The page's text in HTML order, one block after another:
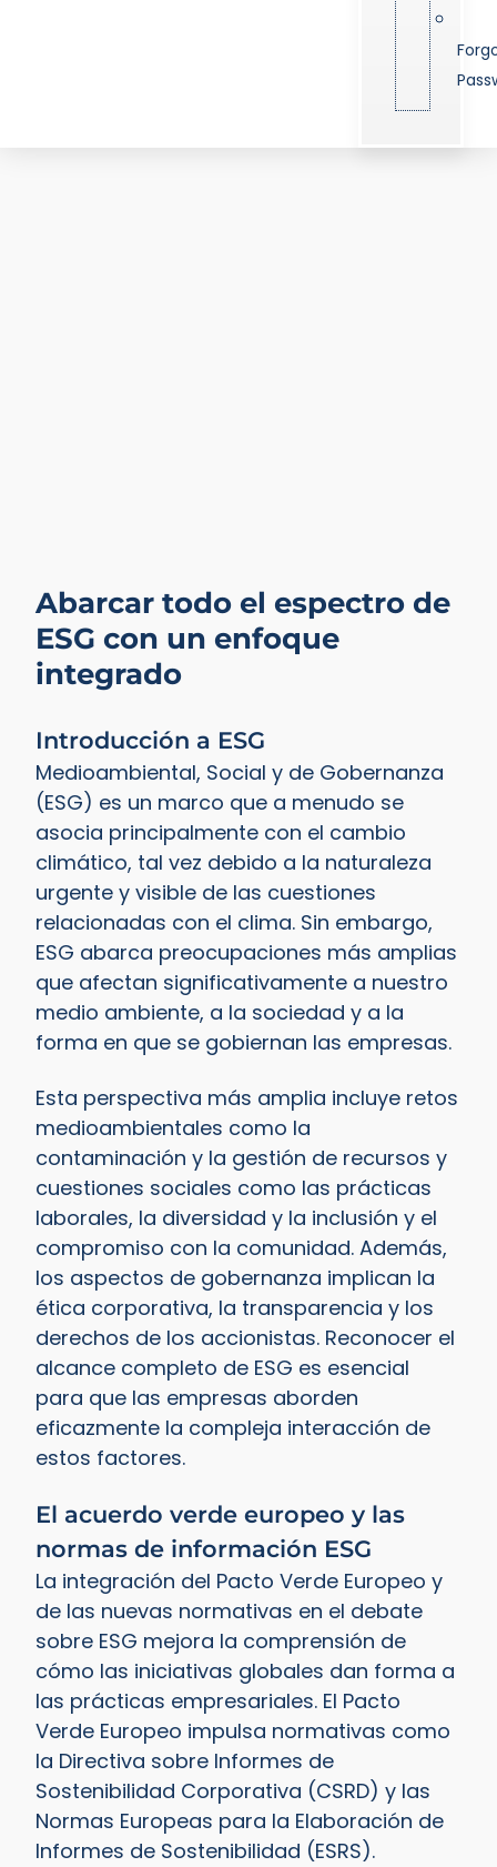
Abarcar todo el espectro de
ESG con un enfoque
integrado
Introducción a ESG
Medioambiental, Social y de Gobernanza
(ESG) es un marco que a menudo se
asocia principalmente con el cambio
climático, tal vez debido a la naturaleza
urgente y visible de las cuestiones
relacionadas con el clima. Sin embargo,
ESG abarca preocupaciones más amplias
que afectan significativamente a nuestro
medio ambiente, a la sociedad y a la
forma en que se gobiernan las empresas.
Esta perspectiva más amplia incluye retos
medioambientales como la
contaminación y la gestión de recursos y
cuestiones sociales como las prácticas
laborales, la diversidad y la inclusión y el
compromiso con la comunidad. Además,
los aspectos de gobernanza implican la
ética corporativa, la transparencia y los
derechos de los accionistas. Reconocer el
alcance completo de ESG es esencial
para que las empresas aborden
eficazmente la compleja interacción de
estos factores.
El acuerdo verde europeo y las
normas de información ESG
La integración del Pacto Verde Europeo y
de las nuevas normativas en el debate
sobre ESG mejora la comprensión de
cómo las iniciativas globales dan forma a
las prácticas empresariales. El Pacto
Verde Europeo impulsa normativas como
la Directiva sobre Informes de
Sostenibilidad Corporativa (CSRD) y las
Normas Europeas para la Elaboración de
Informes de Sostenibilidad (ESRS).